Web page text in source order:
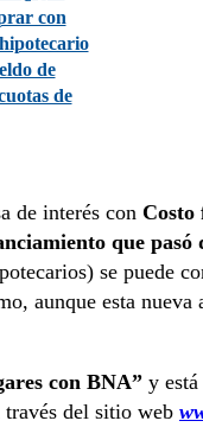
con
de
de
de interés con Costo
que
se puede
aunque esta nueva
con BNA” y
del sitio web